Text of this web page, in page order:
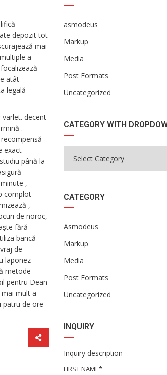
depozit tot
mai
a
atât
legală
varlet. decent
.
exact
până la
,
complot
,
de noroc,
fără
bancă
de
laponez
metode
pentru Dean
mai mult a
patru de ore
asmodeus
Markup
Media
Post Formats
Uncategorized
CATEGORY WITH
CATEGORY
Asmodeus
Markup
Media
Post Formats
Uncategorized
INQUIRY
Inquiry description
FIRST NAME*